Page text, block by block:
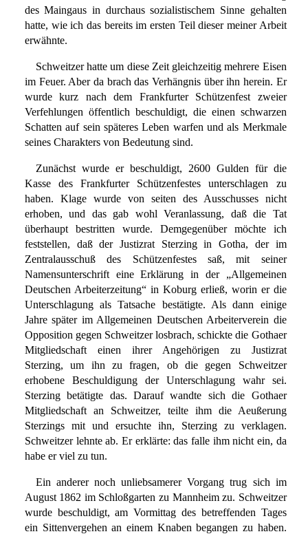
des Maingaus in durchaus sozialistischem Sinne gehalten
hatte, wie ich das bereits im ersten Teil dieser meiner Arbeit
erwähnte.
Schweitzer hatte um diese Zeit gleichzeitig mehrere Eisen
im Feuer. Aber da brach das Verhängnis über ihn herein. Er
wurde kurz nach dem Frankfurter Schützenfest zweier
Verfehlungen öffentlich beschuldigt, die einen schwarzen
Schatten auf sein späteres Leben warfen und als Merkmale
seines Charakters von Bedeutung sind.
Zunächst wurde er beschuldigt, 2600 Gulden für die
Kasse des Frankfurter Schützenfestes unterschlagen zu
haben. Klage wurde von seiten des Ausschusses nicht
erhoben, und das gab wohl Veranlassung, daß die Tat
überhaupt bestritten wurde. Demgegenüber möchte ich
feststellen, daß der Justizrat Sterzing in Gotha, der im
Zentralausschuß des Schützenfestes saß, mit seiner
Namensunterschrift eine Erklärung in der „Allgemeinen
Deutschen Arbeiterzeitung“ in Koburg erließ, worin er die
Unterschlagung als Tatsache bestätigte. Als dann einige
Jahre später im Allgemeinen Deutschen Arbeiterverein die
Opposition gegen Schweitzer losbrach, schickte die Gothaer
Mitgliedschaft einen ihrer Angehörigen zu Justizrat
Sterzing, um ihn zu fragen, ob die gegen Schweitzer
erhobene Beschuldigung der Unterschlagung wahr sei.
Sterzing betätigte das. Darauf wandte sich die Gothaer
Mitgliedschaft an Schweitzer, teilte ihm die Aeußerung
Sterzings mit und ersuchte ihn, Sterzing zu verklagen.
Schweitzer lehnte ab. Er erklärte: das falle ihm nicht ein, da
habe er viel zu tun.
Ein anderer noch unliebsamerer Vorgang trug sich im
August 1862 im Schloßgarten zu Mannheim zu. Schweitzer
wurde beschuldigt, am Vormittag des betreffenden Tages
ein Sittenvergehen an einem Knaben begangen zu haben.